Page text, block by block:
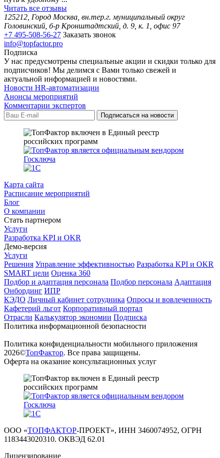
Читать все отзывы
125212, Город Москва, вн.тер.г. муниципальный округ
Головинский, б-р Кронштадтский, д. 9, к. 1, офис 97
+7 495-508-56-27 Заказать звонок
info@topfactor.pro
Подписка
У нас предусмотрены специальные акции и скидки только для
подписчиков! Мы делимся с Вами только свежей и
актуальной информацией и новостями.
Новости HR-автоматизации
Анонсы мероприятий
Комментарии экспертов
Карта сайта
Расписание мероприятий
Блог
О компании
Стать партнером
Услуги
Разработка KPI и OKR
Демо-версия
Услуги
Решения Управление эффективностью Разработка KPI и OKR
SMART цели Оценка 360
Подбор и адаптация персонала Подбор персонала Адаптация
Онбординг ИПР
КЭДО Личный кабинет сотрудника Опросы и вовлеченность
Кафетерий льгот Корпоративный портал
Отрасли Калькулятор экономии Подписка
Политика информационной безопасности
Политика конфиденциальности мобильного приложения
2026©ТопФактор. Все права защищены.
Оферта на оказание консультационных услуг
ООО «ТОПФАКТОР-ПРОЕКТ», ИНН 3460074952, ОГРН
1183443020310. ОКВЭД 62.01
Лицензирование